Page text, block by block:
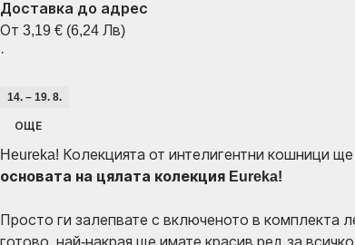
Доставка до адрес
От 3,19 € (6,24 Лв)
·
14. – 19. 8.
ОЩЕ
Heureka! Колекцията от интелигентни кошници
основата на цялата колекция Eureka!
Просто ги залепвате с включеното в комплекта
готово, най-накрая ще имате красив ред за